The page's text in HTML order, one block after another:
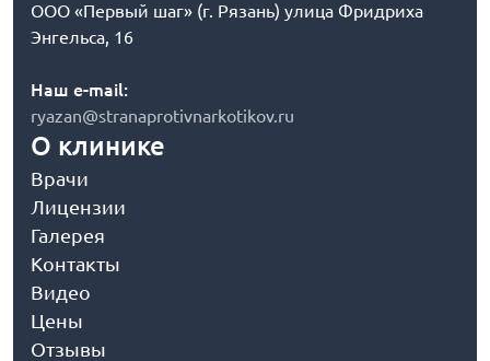
ООО «Первый шаг» (г. Рязань) улица Фридриха
Энгельса, 16
Наш e-mail:
ryazan@stranaprotivnarkotikov.ru
О клинике
Врачи
Лицензии
Галерея
Контакты
Видео
Цены
Отзывы